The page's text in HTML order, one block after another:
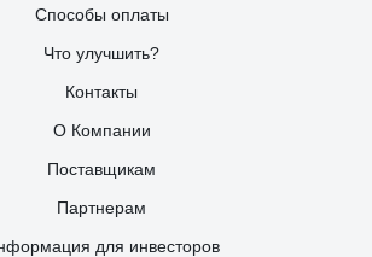
Способы оплаты
Что улучшить?
Контакты
О Компании
Поставщикам
Партнерам
для инвесторов